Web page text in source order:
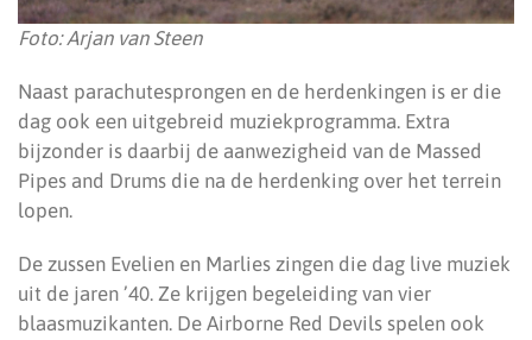
Foto: Arjan van Steen
Naast parachutesprongen en de herdenkingen is er die
dag ook een uitgebreid muziekprogramma. Extra
bijzonder is daarbij de aanwezigheid van de Massed
Pipes and Drums die na de herdenking over het terrein
lopen.
De zussen Evelien en Marlies zingen die dag live muziek
uit de jaren ’40. Ze krijgen begeleiding van vier
blaasmuzikanten. De Airborne Red Devils spelen ook